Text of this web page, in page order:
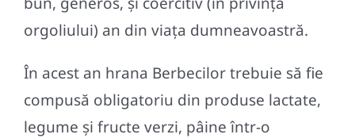
orgoliului) an din viața dumneavoastră.
În acest an hrana Berbecilor trebuie să fie
compusă obligatoriu din produse lactate,
legume și fructe verzi, pâine într-o